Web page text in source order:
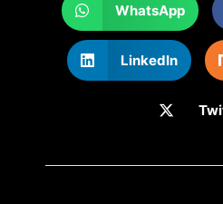
WhatsApp
LinkedIn